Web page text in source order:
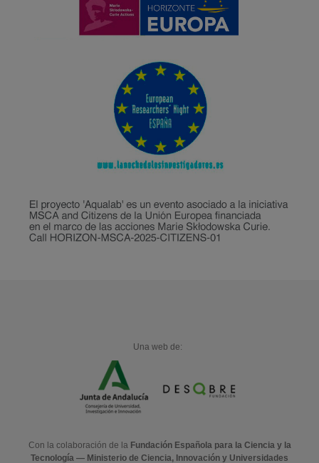
Una web de:
Con la colaboración de la Fundación Española para la Ciencia y la
Tecnología — Ministerio de Ciencia, Innovación y Universidades